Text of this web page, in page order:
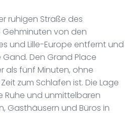
ruhigen Straße des
Gehminuten von den
und Lille-Europe entfernt und
Den Grand Place
als fünf Minuten, ohne
zum Schlafen ist. Die Lage
und unmittelbaren
Gasthäusern und Büros in